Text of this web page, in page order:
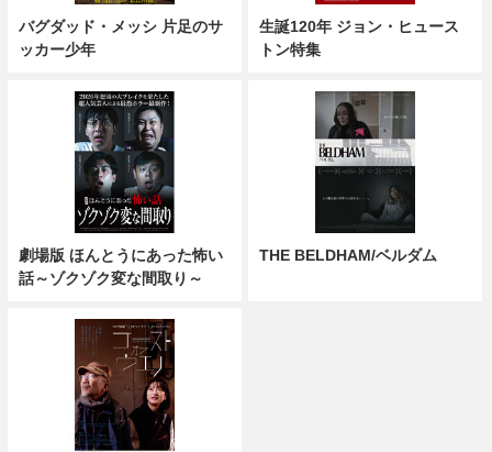
バグダッド・メッシ 片足のサ
ッカー少年
生誕120年 ジョン・ヒュース
トン特集
劇場版 ほんとうにあった怖い
話～ゾクゾク変な間取り～
THE BELDHAM/ベルダム